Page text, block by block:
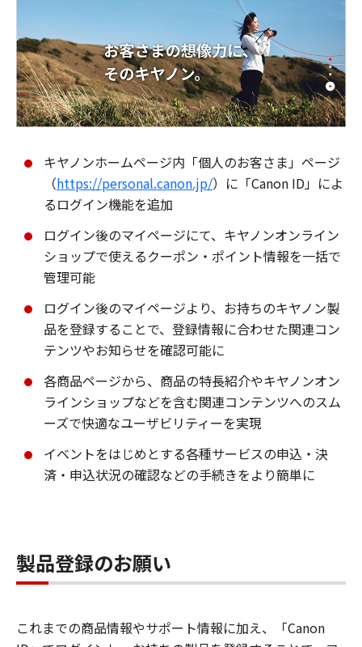
キヤノンホームページ内「個人のお客さま」ページ
（https://personal.canon.jp/）に「Canon ID」によ
るログイン機能を追加
ログイン後のマイページにて、キヤノンオンライン
ショップで使えるクーポン・ポイント情報を一括で
管理可能
ログイン後のマイページより、お持ちのキヤノン製
品を登録することで、登録情報に合わせた関連コン
テンツやお知らせを確認可能に
各商品ページから、商品の特長紹介やキヤノンオン
ラインショップなどを含む関連コンテンツへのスム
ーズで快適なユーザビリティーを実現
イベントをはじめとする各種サービスの申込・決
済・申込状況の確認などの手続きをより簡単に
製品登録のお願い
これまでの商品情報やサポート情報に加え、「Canon